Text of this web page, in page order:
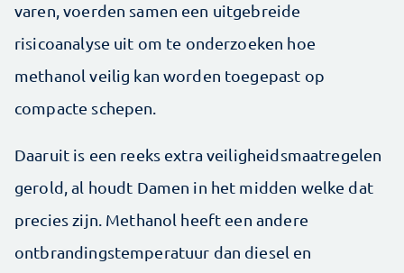
varen, voerden samen een uitgebreide
risicoanalyse uit om te onderzoeken hoe
methanol veilig kan worden toegepast op
compacte schepen.
Daaruit is een reeks extra veiligheidsmaatregelen
gerold, al houdt Damen in het midden welke dat
precies zijn. Methanol heeft een andere
ontbrandingstemperatuur dan diesel en